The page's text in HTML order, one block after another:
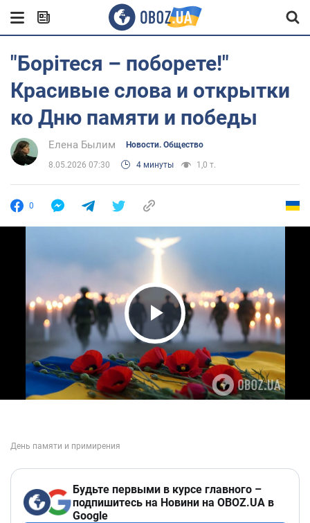
"Борітеся – поборете!"
Красивые слова и открытки
ко Дню памяти и победы
Елена Былим Новости. Общество
8.05.2026 07:30 4 минуты 1,0 т.
0
Play Video
Будьте первыми в курсе главного –
подпишитесь на Новини на OBOZ.UA в
Google